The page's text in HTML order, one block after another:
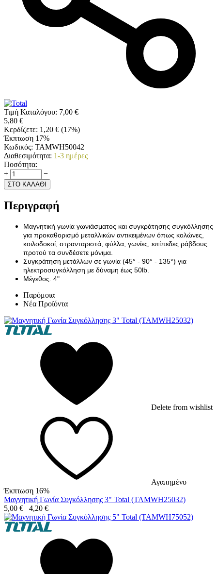
Τιμή Καταλόγου: 7,00 €
5,80 €
Κερδίζετε: 1,20 € (17%)
Έκπτωση 17%
Κωδικός: TAMWH50042
Διαθεσιμότητα: 1-3 ημέρες
Ποσότητα:
+
−
ΣΤΟ ΚΑΛΑΘΙ
Περιγραφή
Μαγνητική γωνία γωνιάσματος και συγκράτησης συγκόλλησης
για προκαθορισμό μεταλλικών αντικειμένων όπως κολώνες,
κοιλοδοκοί, στρανταριστά, φύλλα, γωνίες, επίπεδες ράβδους
προτού τα συνδέσετε μόνιμα.
Συγκράτηση μετάλλων σε γωνία (45° - 90° - 135°) για
ηλεκτροσυγκόλληση με δύναμη έως 50lb.
Μέγεθος: 4"
Παρόμοια
Νέα Προϊόντα
Delete from wishlist
Αγαπημένο
Έκπτωση 16%
Μαγνητική Γωνία Συγκόλλησης 3" Total (TAMWH25032)
5,00 € 4,20 €